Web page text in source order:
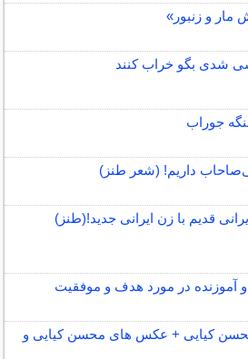
مار و زنبور»
شدی بگو خراب کنند
داریم! (شعر طنز)
قدیم با زن ایرانی جدید!(طنز)
و آموزنده در مورد هدف و موفقیت
کیایی + عکس های محسن کیایی و